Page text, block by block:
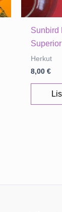
Sunbird
Herkut
8,00€